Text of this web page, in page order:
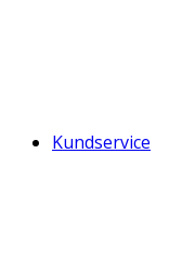
Kundservice